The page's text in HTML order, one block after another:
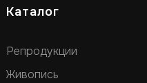
Каталог
Репродукции
Живопись